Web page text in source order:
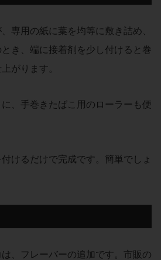
専用の紙に葉を均等に敷き詰め、
き、端に接着剤を少し付けると巻
がります。
、手巻きたばこ用のローラーも便
けるだけで完成です。簡単でしょ
、フレーバーの追加です。市販の